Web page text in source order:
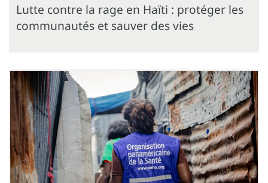
Lutte contre la rage en Haïti : protéger les
communautés et sauver des vies